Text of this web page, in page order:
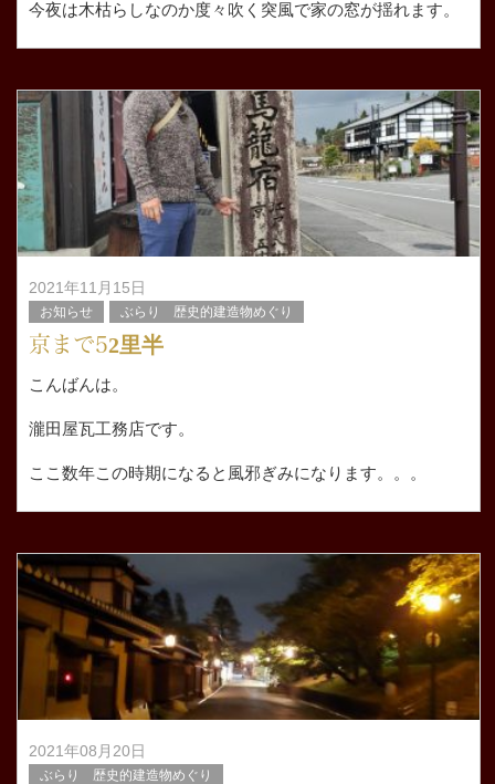
今夜は木枯らしなのか度々吹く突風で家の窓が揺れます。
多少の強風くらいでは揺れないのですが
瞬時に突風が吹くので威力が強いんだと思いますがこうゆ
う風の
2021年11月15日
お知らせ ぶらり 歴史的建造物めぐり
京まで52里半
こんばんは。
瀧田屋瓦工務店です。
ここ数年この時期になると風邪ぎみになります。。。
歳と共に治りも遅く治りかけたと思って油断するとあきま
幸い熱は
2021年08月20日
ぶらり 歴史的建造物めぐり